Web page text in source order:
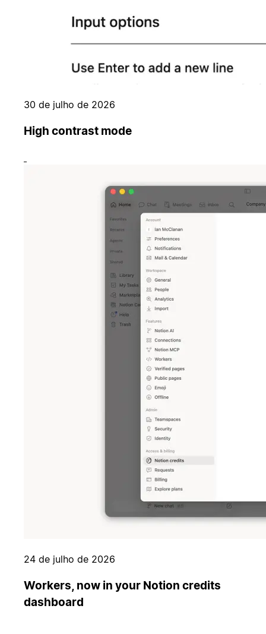
30 de julho de 2026
High contrast mode
24 de julho de 2026
Workers, now in your Notion credits
dashboard